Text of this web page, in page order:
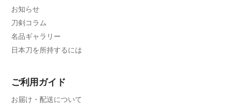
お知らせ
刀剣コラム
名品ギャラリー
日本刀を所持するには
ご利用ガイド
お届け・配送について